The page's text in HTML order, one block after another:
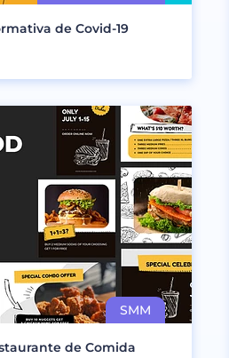
de Covid-19
de Comida